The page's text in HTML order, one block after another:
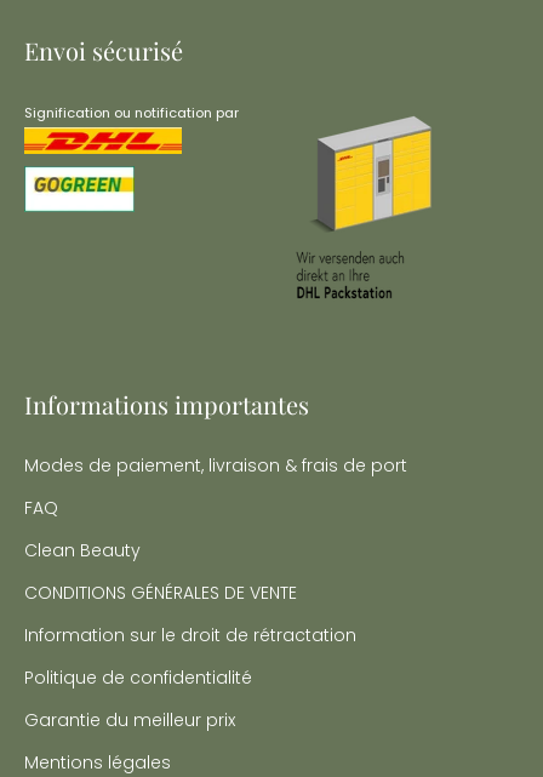
Informations importantes
Modes de paiement, livraison & frais de port
FAQ
Clean Beauty
CONDITIONS GÉNÉRALES DE VENTE
Information sur le droit de rétractation
Politique de confidentialité
Garantie du meilleur prix
Mentions légales
Envoi sécurisé
Signification ou notification par